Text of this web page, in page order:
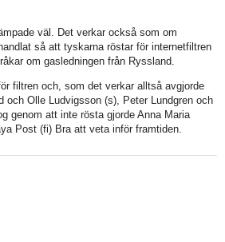
väl. Det verkar också som om
så att tyskarna röstar för internetfiltren
om gasledningen från Ryssland.
filtren och, som det verkar alltså avgjorde
och Olle Ludvigsson (s), Peter Lundgren och
genom att inte rösta gjorde Anna Maria
Post (fi) Bra att veta inför framtiden.